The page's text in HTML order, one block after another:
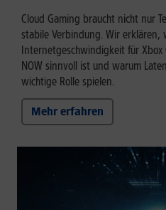
Cloud Gaming braucht nicht nur
stabile Verbindung. Wir erklären,
Internetgeschwindigkeit für Xbox
NOW sinnvoll ist und warum
wichtige Rolle spielen.
Mehr erfahren